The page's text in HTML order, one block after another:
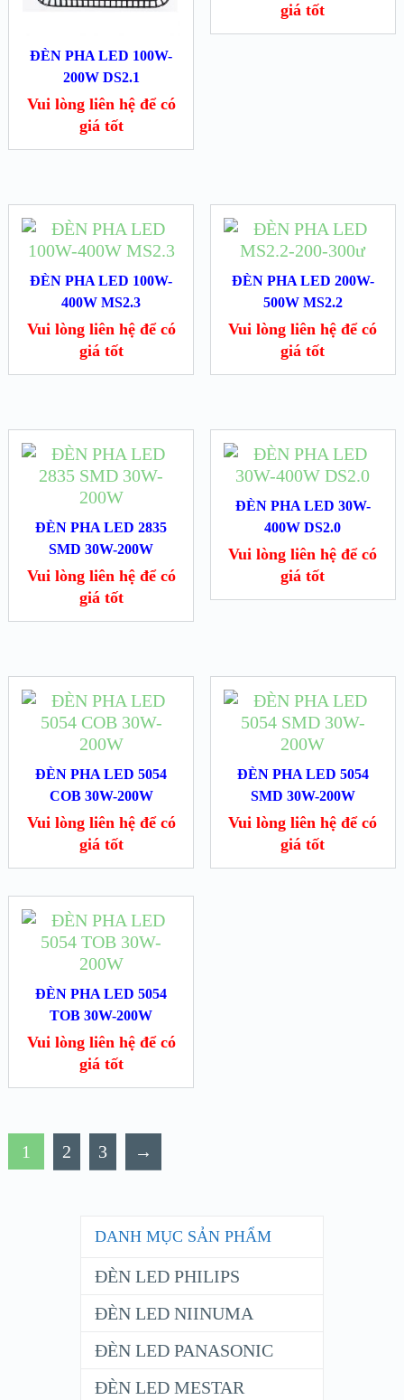
ĐÈN PHA LED 100W-
200W DS2.1
Vui lòng liên hệ để có
giá tốt
giá tốt
ĐÈN PHA LED 100W-
400W MS2.3
Vui lòng liên hệ để có
giá tốt
ĐÈN PHA LED 200W-
500W MS2.2
Vui lòng liên hệ để có
giá tốt
ĐÈN PHA LED 2835
SMD 30W-200W
Vui lòng liên hệ để có
giá tốt
ĐÈN PHA LED 30W-
400W DS2.0
Vui lòng liên hệ để có
giá tốt
ĐÈN PHA LED 5054
COB 30W-200W
Vui lòng liên hệ để có
giá tốt
ĐÈN PHA LED 5054
SMD 30W-200W
Vui lòng liên hệ để có
giá tốt
ĐÈN PHA LED 5054
TOB 30W-200W
Vui lòng liên hệ để có
giá tốt
1 2 3 →
DANH MỤC SẢN PHẨM
ĐÈN LED PHILIPS
ĐÈN LED NIINUMA
ĐÈN LED PANASONIC
ĐÈN LED MESTAR